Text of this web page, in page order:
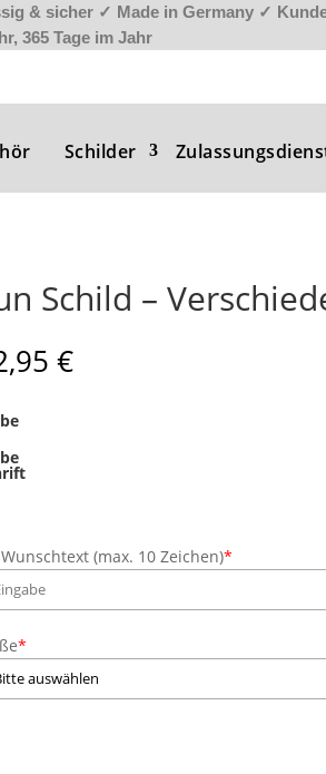
& sicher ✓ Made in Germany ✓
365 Tage im Jahr
Schilder
Schild –
€
(max. 10 Zeichen)*
*